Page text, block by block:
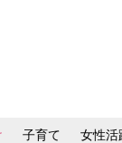
子育て 女性活